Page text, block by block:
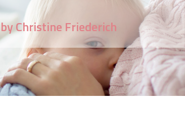
by Christine Friederich